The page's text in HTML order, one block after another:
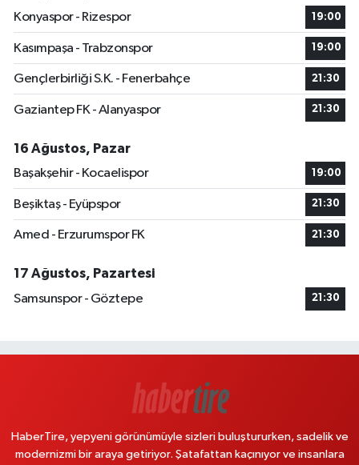
Konyaspor - Rizespor
19:00
Kasımpaşa - Trabzonspor 19:00
Gençlerbirliği S.K. - Fenerbahçe 21:30
Gaziantep FK - Alanyaspor 21:30
16 Ağustos, Pazar
Başakşehir - Kocaelispor
19:00
Beşiktaş - Eyüpspor 21:30
Amed - Erzurumspor FK 21:30
17 Ağustos, Pazartesi
Samsunspor - Göztepe
21:30
HaberTire, yepyeni görünümüyle sizleri buluştururken, sadelik ve
modernizmi bir araya getiriyor. Şatafattan kaçınıyor ve insanlara